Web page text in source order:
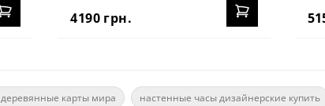
4190 грн.
деревянные карты мира настенные часы дизайнерские купить